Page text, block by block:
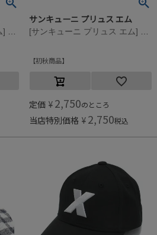
サンキューニ プリュス エム
初秋商品
定価 ¥ 2,750のところ
当店特別価格 ¥ 2,750税込